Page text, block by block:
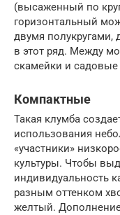
(высаженный по
горизонтальный
двумя полукругами,
в этот ряд. Между
скамейки и садовые
Компактные
Такая клумба
использования
«участники»
культуры. Чтобы
индивидуальность
разным оттенком
желтый.